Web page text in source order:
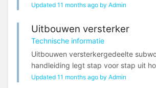
Updated 11 months ago by Admin
Uitbouwen versterker
Technische informatie
Uitbouwen versterkergedeelte
handleiding legt stap voor stap uit
Updated 11 months ago by Admin